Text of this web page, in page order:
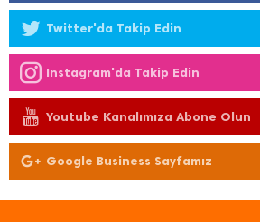
Twitter'da Takip Edin
Instagram'da Takip Edin
Youtube Kanalımıza Abone Olun
Google Business Sayfamız